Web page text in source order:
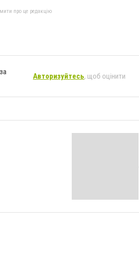
про це редакцію
Авторизуйтесь, щоб оцінити